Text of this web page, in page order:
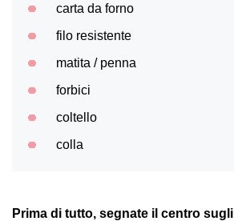
carta da forno
filo resistente
matita / penna
forbici
coltello
colla
Prima di tutto, segnate il centro